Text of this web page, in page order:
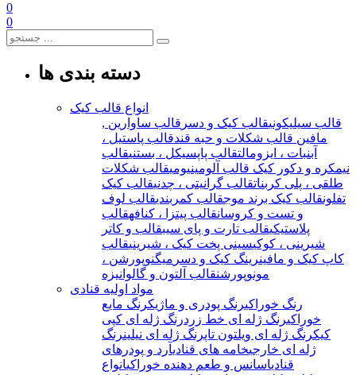
0
0
دسته بندی ها
انواع قالب کیک
قالب سیلیکونیقالب کیک و دسر قالب ساوارین ,
مافین قالب شکلات و حبه قندقالب پاستیل ،
آبنبات ، ایزومالتقالب پاپسیکل ، بستنیقالب
نیمکره و دکور کیک قالب آلومینیومیقالب شکلات
طلقی ، پلی کربناتقالب گرانیتی ، چدنیقالب کیک
تفلونقالب کیک برند موجقالب کمربندیقالب لوف
و تست و کروسانقالب پیتزا ، کنافهقالب
پلاستیکیقالب تارت و پای سیبقالب و کاتر
شیرینی ، کوکیسینی پخت کیک ، شیرینیقالب
کاپ کیک و مافینرینگ کیک و دسر میگنوپورشن ،
مونوپورشنقالب آلتون و گالوانیزه
مواد اولیه قنادی
رنگ خوراکیرنگ پودری و ماژیکرنگ مایع
خوراکیرنگ ژله ای خط زردرنگ ژله ای کپی
کیکرنگ ژله ای ویلتون تاپرنگ ژله ای نیلینرنگ
ژله ای خارجیخامه های قنادیآرد و پودرهای
قنادیاسانس و طعم دهنده خوراکیانواع